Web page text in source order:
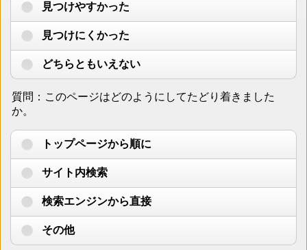
見つけやすかった
見つけにくかった
どちらともいえない
質問：このページはどのようにしてたどり着きました
か。
トップページから順に
サイト内検索
検索エンジンから直接
その他